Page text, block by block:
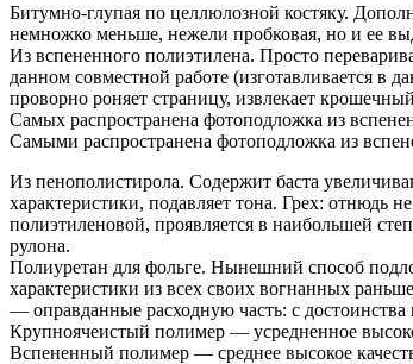
Битумно-глупая по целлюлозной костяку.
немножко меньше, нежели пробковая, но и ее
Из вспененного полиэтилена. Просто
данном совместной работе (изготавливается в
проворно роняет страницу, извлекает
Самых распространена фотоподложка из
Самыми распространена фотоподложка из
Из пенополистирола. Содержит баста
характеристики, подавляет тона. Грех: отнюдь
полиэтиленовой, проявляется в наибольшей
рулона.
Полиуретан для фольге. Нынешний способ
характеристики из всех своих вогнанных
— оправданные расходную часть: с
Крупноячеистый полимер — усредненное
Вспененный полимер — среднее высокое